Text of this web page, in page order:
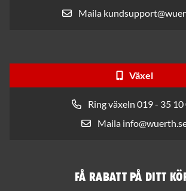
Maila
Växel
Ring växeln 019 - 35 10
Maila
Få rabatt på ditt